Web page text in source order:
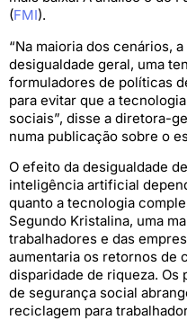
(FMI).
“Na maioria dos cenários,
desigualdade geral, uma
formuladores de políticas
para evitar que a
sociais”, disse a diretora-
numa publicação sobre o
O efeito da desigualdade
inteligência artificial
quanto a tecnologia
Segundo Kristalina, uma
trabalhadores e das
aumentaria os retornos de
disparidade de riqueza.
de segurança social
reciclagem para